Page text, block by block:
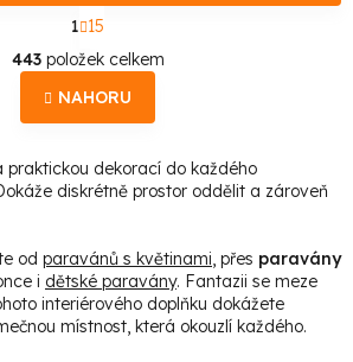
O
v
l
d
c
í
p
r
S
t
r
á
n
á
n
1 15
443položek celkem
NAHORU
praktickou dekorací do každého
diskrétně prostor oddělit a zároveň
od paravánů s květinami, přes paravány
i dětské paravány. Fantazii se meze
interiérového doplňku dokážete
místnost, která okouzlí každého.